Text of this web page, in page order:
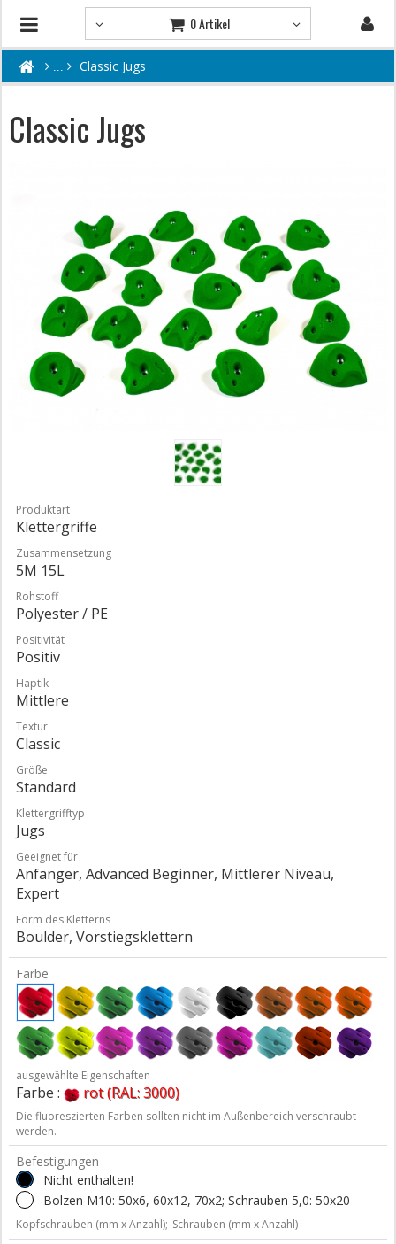
0 Artikel
Classic Jugs
Classic Jugs
Produktart
Klettergriffe
Zusammensetzung
5M 15L
Rohstoff
Polyester / PE
Positivität
Positiv
Haptik
Mittlere
Textur
Classic
Größe
Standard
Klettergrifftyp
Jugs
Geeignet für
Anfänger, Advanced Beginner, Mittlerer Niveau,
Expert
Form des Kletterns
Boulder, Vorstiegsklettern
Farbe
ausgewählte Eigenschaften
Farbe : rot (RAL: 3000)
Die fluoreszierten Farben sollten nicht im Außenbereich verschraubt
werden.
Befestigungen
Nicht enthalten!
Bolzen M10: 50x6, 60x12, 70x2; Schrauben 5,0: 50x20
Kopfschrauben (mm x Anzahl); Schrauben (mm x Anzahl)